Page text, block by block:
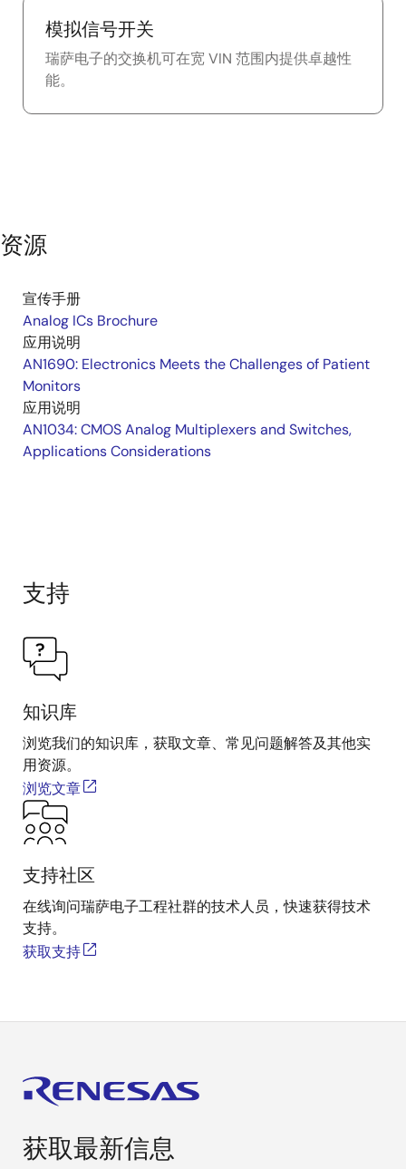
模拟信号开关
瑞萨电子的交换机可在宽 VIN 范围内提供卓越性
能。
资源
宣传手册
Analog ICs Brochure
应用说明
AN1690: Electronics Meets the Challenges of Patient
Monitors
应用说明
AN1034: CMOS Analog Multiplexers and Switches,
Applications Considerations
支持
知识库
浏览我们的知识库，获取文章、常见问题解答及其他实
用资源。
浏览文章
支持社区
在线询问瑞萨电子工程社群的技术人员，快速获得技术
支持。
获取支持
获取最新信息